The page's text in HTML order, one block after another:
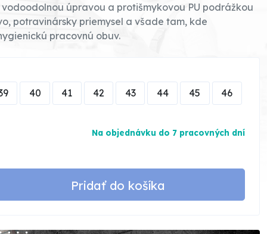
úpravou a protišmykovou PU podrážkou
potravinársky priemysel a všade tam, kde
pracovnú obuv.
40 41 42 43 44 45 46
Na objednávku do 7 pracovných dní
Pridať do košíka